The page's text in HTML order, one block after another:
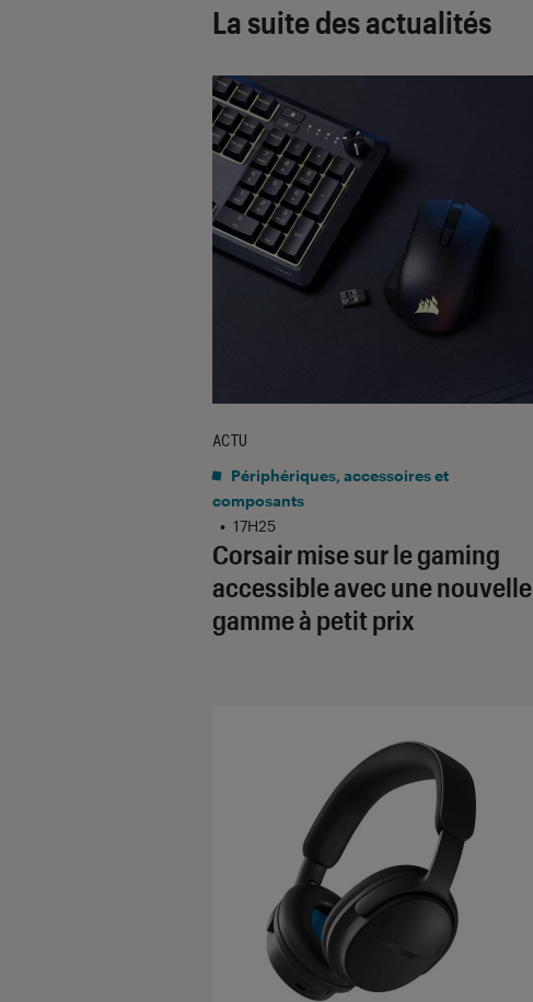
La suite des actualités
Corsair mise sur le gaming
accessible avec une nouvelle
gamme à petit prix
ACTU
Périphériques, accessoires et
composants
• 17H25